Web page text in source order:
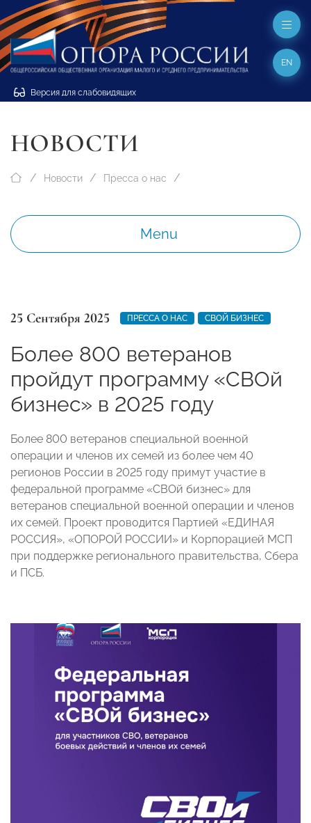
Версия для слабовидящих
EN
НОВОСТИ
Новости Пресса о нас
Menu
25 Сентября 2025 ПРЕССА О НАС СВОЙ БИЗНЕС
Более 800 ветеранов
пройдут программу «СВОй
бизнес» в 2025 году
Более 800 ветеранов специальной военной
операции и членов их семей из более чем 40
регионов России в 2025 году примут участие в
федеральной программе «СВОй бизнес» для
ветеранов специальной военной операции и членов
их семей. Проект проводится Партией «ЕДИНАЯ
РОССИЯ», «ОПОРОЙ РОССИИ» и Корпорацией МСП
при поддержке регионального правительства, Сбера
и ПСБ.